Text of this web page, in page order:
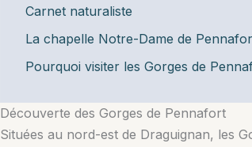
Carnet naturaliste
La chapelle Notre-Dame de
Pourquoi visiter les Gorges de
Découverte des Gorges de Pennafort
Situées au nord-est de Draguignan, les